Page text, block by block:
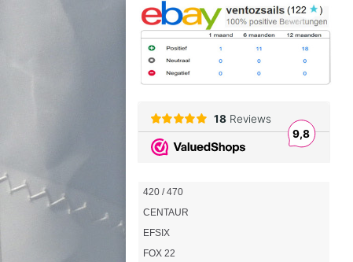
420 / 470
CENTAUR
EFSIX
FOX 22